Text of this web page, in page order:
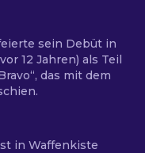
sein Debüt in
12 Jahren) als Teil
das mit dem
in Waffenkiste